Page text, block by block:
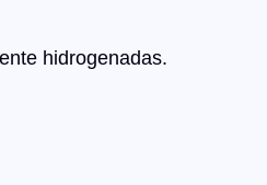
hidrogenadas.